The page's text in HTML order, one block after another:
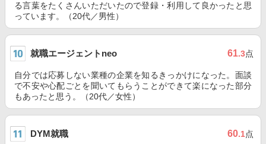
る言葉をたくさんいただいたので登録・利用して良かったと思
っています。（20代／男性）
就職エージェントneo 61.3点
自分では応募しない業種の企業を知るきっかけになった。面談
で不安や心配ごとを聞いてもらうことができて楽になった部分
もあったと思う。（20代／女性）
DYM就職 60.1点